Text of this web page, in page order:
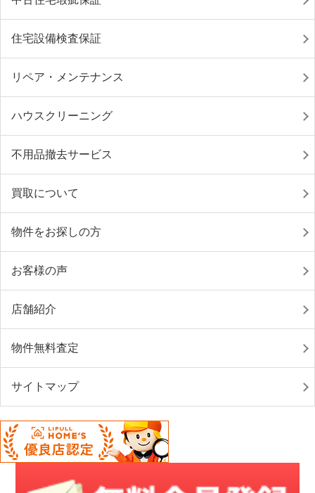
住宅設備検査保証
リペア・メンテナンス
ハウスクリーニング
不用品撤去サービス
買取について
物件をお探しの方
お客様の声
店舗紹介
物件無料査定
サイトマップ